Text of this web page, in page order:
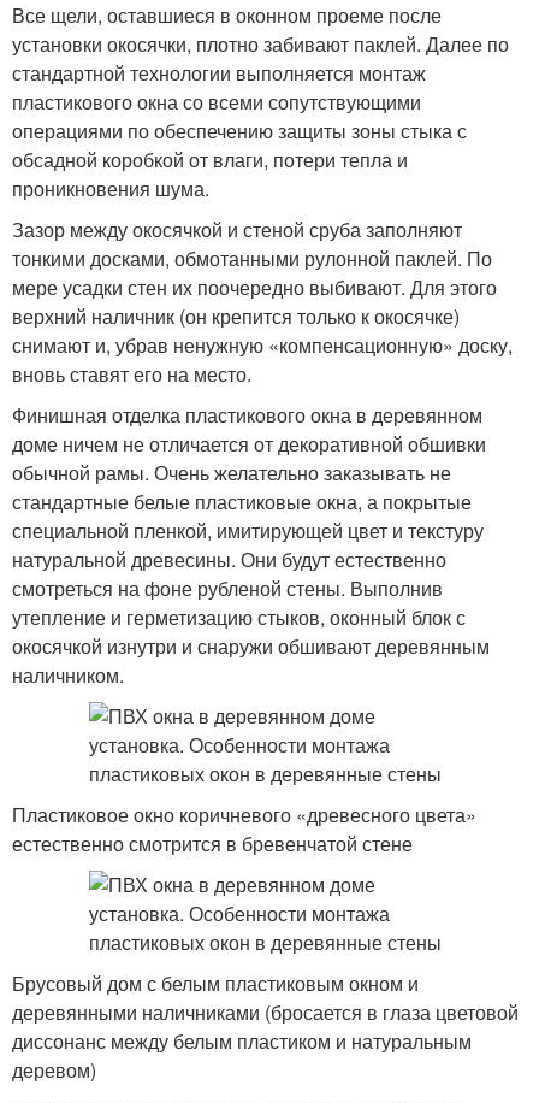
Все щели, оставшиеся в оконном проеме после
установки окосячки, плотно забивают паклей. Далее по
стандартной технологии выполняется монтаж
пластикового окна со всеми сопутствующими
операциями по обеспечению защиты зоны стыка с
обсадной коробкой от влаги, потери тепла и
проникновения шума.
Зазор между окосячкой и стеной сруба заполняют
тонкими досками, обмотанными рулонной паклей. По
мере усадки стен их поочередно выбивают. Для этого
верхний наличник (он крепится только к окосячке)
снимают и, убрав ненужную «компенсационную» доску,
вновь ставят его на место.
Финишная отделка пластикового окна в деревянном
доме ничем не отличается от декоративной обшивки
обычной рамы. Очень желательно заказывать не
стандартные белые пластиковые окна, а покрытые
специальной пленкой, имитирующей цвет и текстуру
натуральной древесины. Они будут естественно
смотреться на фоне рубленой стены. Выполнив
утепление и герметизацию стыков, оконный блок с
окосячкой изнутри и снаружи обшивают деревянным
наличником.
Пластиковое окно коричневого «древесного цвета»
естественно смотрится в бревенчатой стене
Брусовый дом с белым пластиковым окном и
деревянными наличниками (бросается в глаза цветовой
диссонанс между белым пластиком и натуральным
деревом)